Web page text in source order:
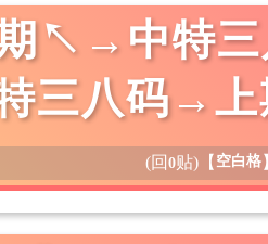
↖→中特三
三八码→上
(回0贴) 【空白格